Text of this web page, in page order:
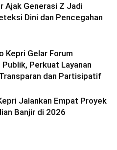
Ajak Generasi Z Jadi
Dini dan Pencegahan
Kepri Gelar Forum
Perkuat Layanan
dan Partisipatif
Jalankan Empat Proyek
Banjir di 2026